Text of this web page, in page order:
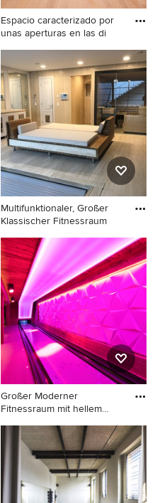
Espacio caracterizado por
unas aperturas en las di
Kleiner Skandinavischer
Yogaraum mit weißer
Wandfarbe, hellem
Holzboden, beigem Boden
und gewölbter Decke in
Barcelona
Multifunktionaler, Großer
Klassischer Fitnessraum
Multifunktionaler, Großer
Klassischer Fitnessraum mit
beigem Boden in Frankfurt
am Main
Großer Moderner
Fitnessraum mit hellem
Großer Moderner
Fitnessraum mit hellem
Holzboden und beigem
Boden in Dijon